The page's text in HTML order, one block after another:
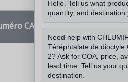
CAS et la quantité dont
Hello. Tell us what
quantity, and destination
Need help with
Téréphtalate de dioctyle
2? Ask for COA, price,
lead time. Tell us your
destination.